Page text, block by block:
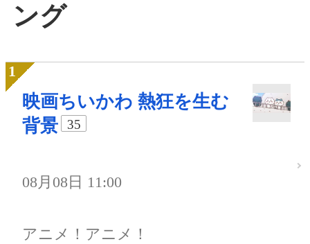
ング
映画ちいかわ 熱狂を生む
背景
35
08月08日 11:00
アニメ！アニメ！